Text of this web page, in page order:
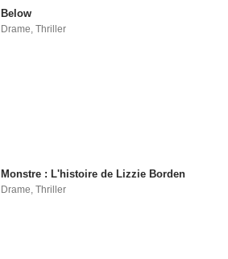
Below
Drame,Thriller
Monstre : L'histoire de Lizzie Borden
Drame ,Thriller